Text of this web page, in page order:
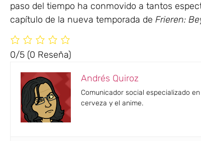
paso del tiempo ha conmovido a tantos
capítulo de la nueva temporada de Frieren:
0/5 (0 Reseña)
Andrés Quiroz
Comunicador social especializado
cerveza y el anime.